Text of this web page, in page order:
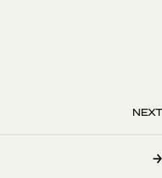
NEXT